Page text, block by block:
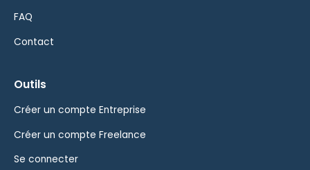
FAQ
Contact
Outils
Créer un compte Entreprise
Créer un compte Freelance
Se connecter